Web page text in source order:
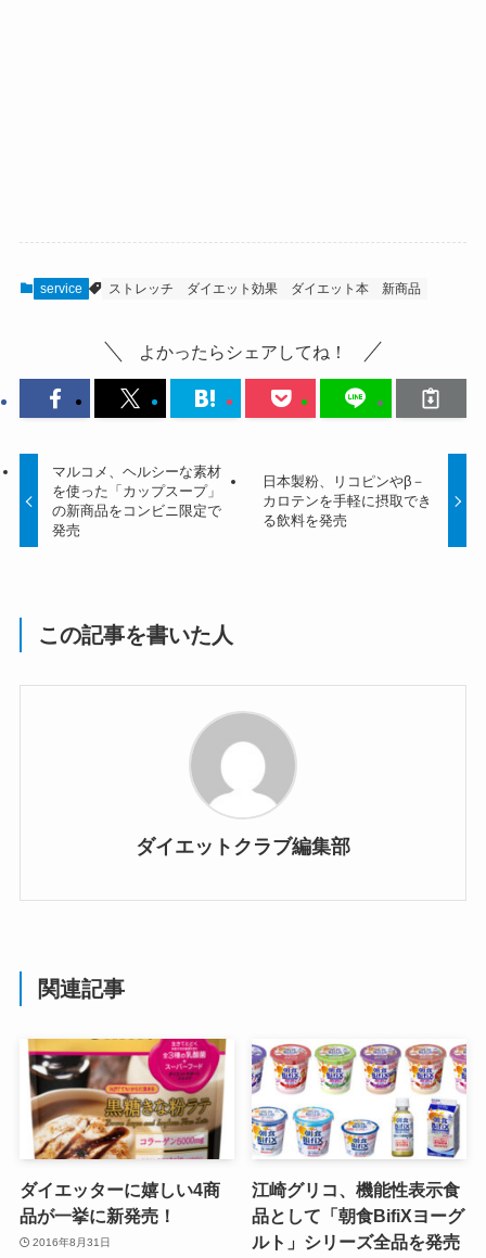
service ストレッチ ダイエット効果 ダイエット本 新商品
よかったらシェアしてね！
マルコメ、ヘルシーな素材
を使った「カップスープ」
の新商品をコンビニ限定で
発売
日本製粉、リコピンやβ－
カロテンを手軽に摂取でき
る飲料を発売
この記事を書いた人
ダイエットクラブ編集部
関連記事
ダイエッターに嬉しい4商
品が一挙に新発売！
2016年8月31日
江崎グリコ、機能性表示食
品として「朝食BifiXヨーグ
ルト」シリーズ全品を発売